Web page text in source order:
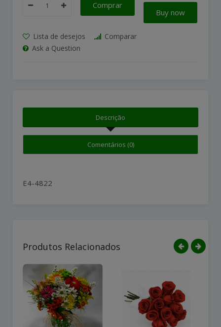
Comprar
Buy now
Lista de desejos
Comparar
Ask a Question
Descrição
Comentários (0)
E4-4822
Produtos Relacionados